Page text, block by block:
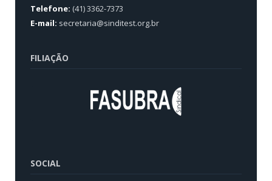
Telefone: (41) 3362-7373
E-mail: secretaria@sinditest.org.br
FILIAÇÃO
SOCIAL